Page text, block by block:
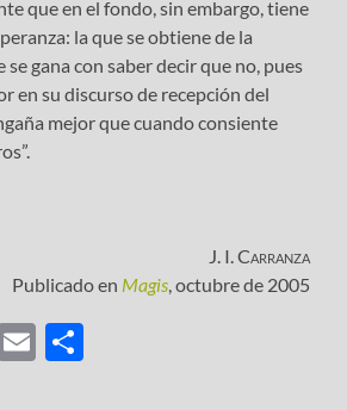
que en el fondo, sin embargo, tiene
la que se obtiene de la
gana con saber decir que no, pues
en su discurso de recepción del
mejor que cuando consiente
J. I. Carranza
Publicado en Magis, octubre de 2005
Email